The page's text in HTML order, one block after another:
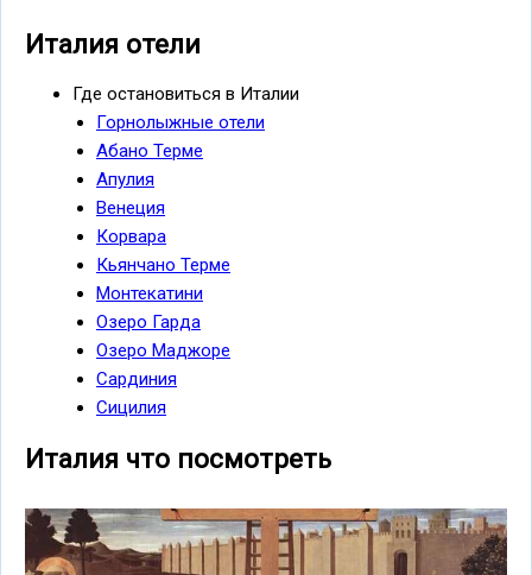
Италия отели
Где остановиться в Италии
Горнолыжные отели
Абано Терме
Апулия
Венеция
Корвара
Кьянчано Терме
Монтекатини
Озеро Гарда
Озеро Маджоре
Сардиния
Сицилия
Италия что посмотреть